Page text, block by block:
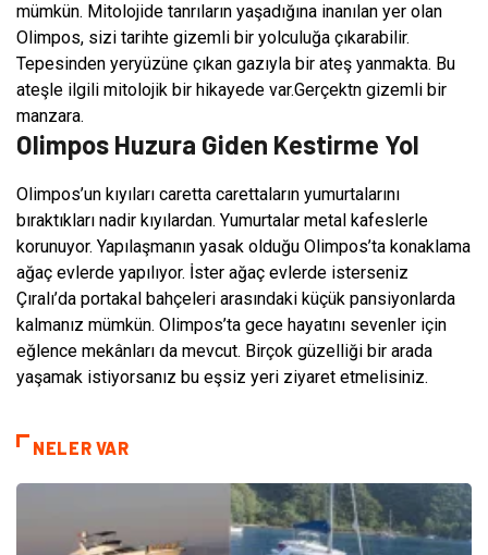
mümkün. Mitolojide tanrıların yaşadığına inanılan yer olan
Olimpos, sizi tarihte gizemli bir yolculuğa çıkarabilir.
Tepesinden yeryüzüne çıkan gazıyla bir ateş yanmakta. Bu
ateşle ilgili mitolojik bir hikayede var.Gerçektn gizemli bir
manzara.
Olimpos Huzura Giden Kestirme Yol
Olimpos’un kıyıları caretta carettaların yumurtalarını
bıraktıkları nadir kıyılardan. Yumurtalar metal kafeslerle
korunuyor. Yapılaşmanın yasak olduğu Olimpos’ta konaklama
ağaç evlerde yapılıyor. İster ağaç evlerde isterseniz
Çıralı’da portakal bahçeleri arasındaki küçük pansiyonlarda
kalmanız mümkün. Olimpos’ta gece hayatını sevenler için
eğlence mekânları da mevcut. Birçok güzelliği bir arada
yaşamak istiyorsanız bu eşsiz yeri ziyaret etmelisiniz.
NELER VAR